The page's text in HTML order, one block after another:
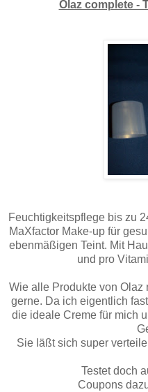
Olaz complete -
Feuchtigkeitspflege bis zu
MaXfactor Make-up für
ebenmäßigen Teint. Mit
und pro
Wie alle Produkte von Olaz
gerne. Da ich eigentlich
die ideale Creme für mich
Sie läßt sich super
Testet doch
Coupons